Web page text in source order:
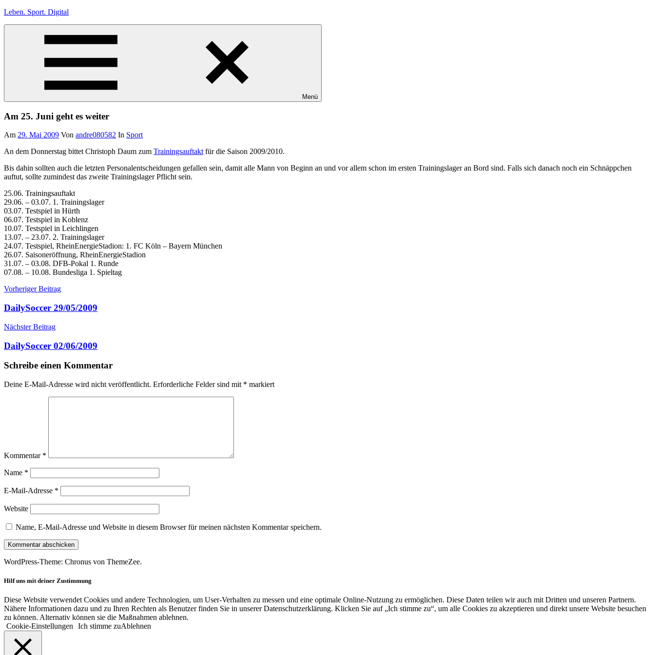
Zum
Leben. Sport. Digital
Menü
Am 25. Juni geht es weiter
Am 29. Mai 2009 Von andre080582 In Sport
An dem Donnerstag bittet Christoph Daum zum Trainingsauftaktfür die Saison 2009/2010.
Bis dahin sollten auch die letzten Personalentscheidungen gefallen sein, damit alle Mann von Beginn an und vor allem schon im ersten Trainingslager an Bord sind. Falls sich danach noch ein Schnäppchen
auftut, sollte zumindest das zweite Trainingslager Pflicht sein.
25.06. Trainingsauftakt
29.06. – 03.07. 1. Trainingslager
03.07. Testspiel in Hürth
06.07. Testspiel in Koblenz
10.07. Testspiel in Leichlingen
13.07. – 23.07. 2. Trainingslager
24.07. Testspiel, RheinEnergieStadion: 1. FC Köln – Bayern München
26.07. Saisoneröffnung, RheinEnergieStadion
31.07. – 03.08. DFB-Pokal 1. Runde
07.08. – 10.08. Bundesliga 1. Spieltag
Beitragsnavigation
Vorheriger Beitrag
DailySoccer 29/05/2009
Nächster Beitrag
DailySoccer 02/06/2009
Schreibe einen Kommentar
Deine E-Mail-Adresse wird nicht veröffentlicht. Erforderliche Felder sind mit * markiert
Kommentar *
Name *
E-Mail-Adresse *
Website
Name, E-Mail-Adresse und Website in diesem Browser für meinen nächsten Kommentar speichern.
WordPress-Theme: Chronus von ThemeZee.
Hilf uns mit deiner Zustimmung
Diese Website verwendet Cookies und andere Technologien, um User-Verhalten zu messen und eine optimale Online-Nutzung zu ermöglichen. Diese Daten teilen wir auch mit Dritten und unseren Partnern.
Nähere Informationen dazu und zu Ihren Rechten als Benutzer finden Sie in unserer Datenschutzerklärung. Klicken Sie auf „Ich stimme zu“, um alle Cookies zu akzeptieren und direkt unsere Website besuchen
zu können. Alternativ können sie die Maßnahmen ablehnen.
Cookie-Einstellungen
Ich stimme zuAblehnen